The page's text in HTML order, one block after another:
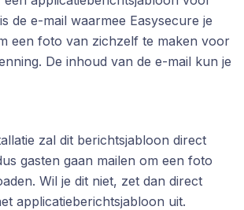
de e-mail waarmee Easysecure je
een foto van zichzelf te maken voor
De inhoud van de e-mail kun je
zal dit berichtsjabloon direct
gasten gaan mailen om een foto
Wil je dit niet, zet dan direct
applicatieberichtsjabloon uit.